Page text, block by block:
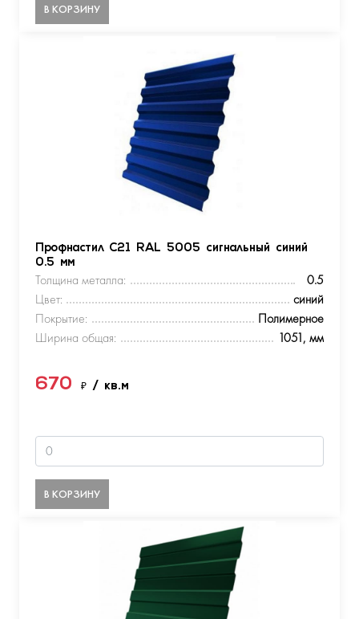
В КОРЗИНУ
Профнастил С21 RAL 5005 сигнальный синий
0.5 мм
Толщина металла:
0.5
Цвет:
синий
Покрытие:
Полимерное
Ширина общая:
1051, мм
670 ₽ / кв.м
В КОРЗИНУ